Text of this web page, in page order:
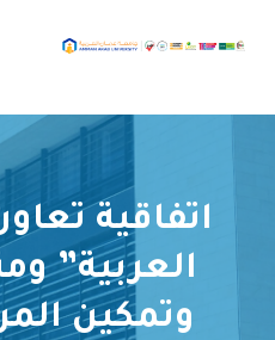
اتفاقية
العربية”
وتمكين